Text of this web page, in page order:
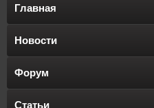
Главная
Новости
Форум
Статьи